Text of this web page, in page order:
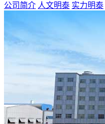
公司简介 人文明泰 实力明泰